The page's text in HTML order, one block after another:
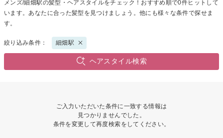
メンズ/細畑駅の髪型・ヘアスタイルをチェック！おすすめ順で0件ヒットして
います。あなたに合った髪型を見つけましょう。他にも様々な条件で探せま
す。
絞り込み条件： 細畑駅
ヘアスタイル検索
ご入力いただいた条件に一致する情報は
見つかりませんでした。
条件を変更して再度検索をしてください。